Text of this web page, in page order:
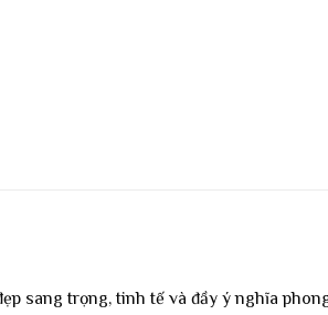
sang trọng, tinh tế và đầy ý nghĩa